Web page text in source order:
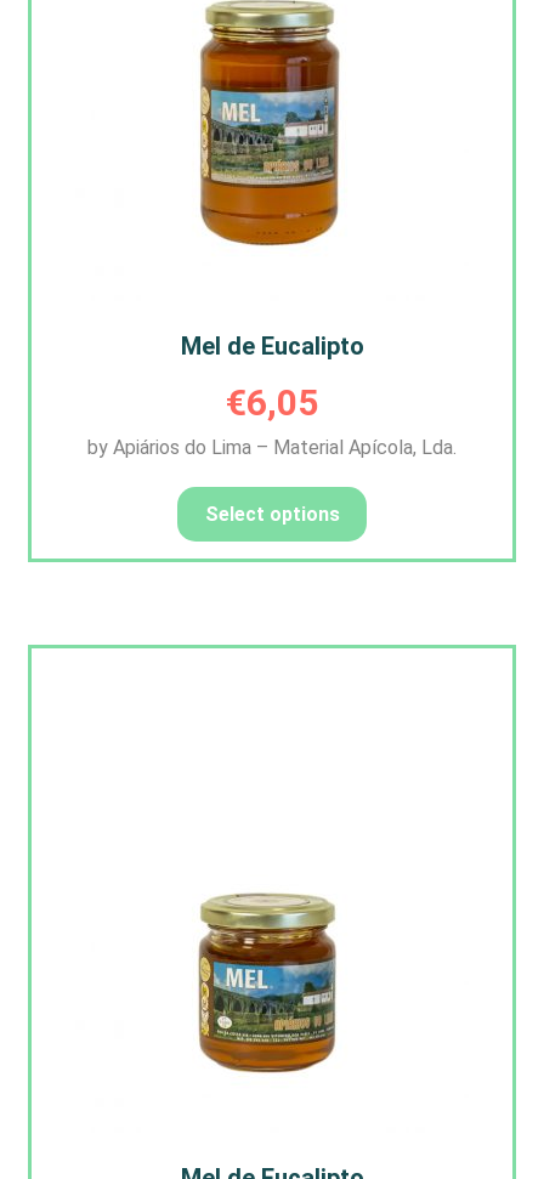
Mel de Eucalipto
€6,05
by Apiários do Lima – Material Apícola, Lda.
Select options